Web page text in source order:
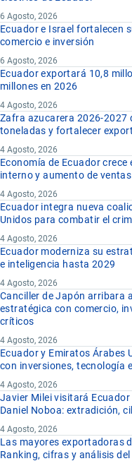
6 Agosto, 2026
Ecuador e Israel fortalecen
comercio e inversión
6 Agosto, 2026
Ecuador exportará 10,8
millones en 2026
4 Agosto, 2026
Zafra azucarera 2026-2027
toneladas y fortalecer
4 Agosto, 2026
Economía de Ecuador
interno y aumento de
4 Agosto, 2026
Ecuador integra nueva
Unidos para combatir el
4 Agosto, 2026
Ecuador moderniza su
e inteligencia hasta 2029
4 Agosto, 2026
Canciller de Japón arribara
estratégica con comercio,
críticos
4 Agosto, 2026
Ecuador y Emiratos Árabes
con inversiones, tecnología
4 Agosto, 2026
Javier Milei visitará
Daniel Noboa: extradición,
4 Agosto, 2026
Las mayores exportadoras
Ranking, cifras y análisis